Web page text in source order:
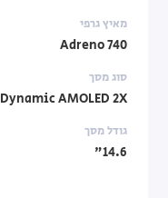
מאיץ גרפי
Adreno 740
סוג מסך
Dynamic AMOLED 2X
גודל מסך
14.6"